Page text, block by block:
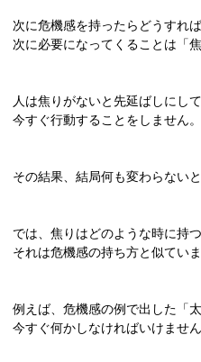
次に危機感を持ったらどうすれ
次に必要になってくることは「
人は焦りがないと先延ばしにして
今すぐ行動することをしません。
その結果、結局何も変わらない
では、焦りはどのような時に持つ
それは危機感の持ち方と似ていま
例えば、危機感の例で出した「
今すぐ何かしなければいけません